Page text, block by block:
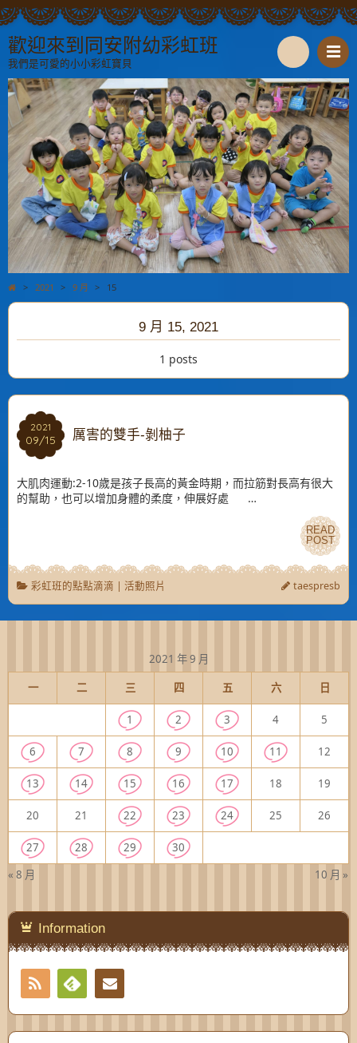
歡迎來到同安附幼彩虹班
我們是可愛的小小彩虹寶貝
S
e
a
r
c
h
> 2021 > 9 月 > 15
9 月 15, 2021
1 posts
2021
09/15
2021
09/15 厲害的雙手-剝柚子
大肌肉運動:2-10歲是孩子長高的黃金時期，而拉筋對長高有很大
的幫助，也可以增加身體的柔度，伸展好處 …
READ
POST
READ
POST
彩虹班的點點滴滴 | 活動照片 taespresb
2021 年 9 月
一
二 三 四 五 六 日
« 8 月 10 月 »
1 2 3 4 5
6 7 8 9 10 11 12
13 14 15 16 17 18 19
20 21 22 23 24 25 26
27 28 29 30
Information
RSS
Feedly